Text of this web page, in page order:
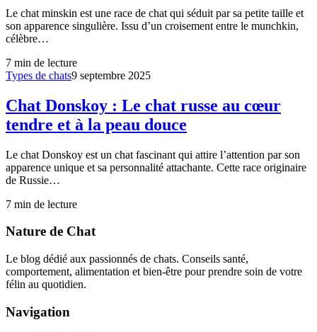
Le chat minskin est une race de chat qui séduit par sa petite taille et
son apparence singulière. Issu d’un croisement entre le munchkin,
célèbre…
7 min de lecture
Types de chats9 septembre 2025
Chat Donskoy : Le chat russe au cœur
tendre et à la peau douce
Le chat Donskoy est un chat fascinant qui attire l’attention par son
apparence unique et sa personnalité attachante. Cette race originaire
de Russie…
7 min de lecture
Nature de Chat
Le blog dédié aux passionnés de chats. Conseils santé,
comportement, alimentation et bien-être pour prendre soin de votre
félin au quotidien.
Navigation